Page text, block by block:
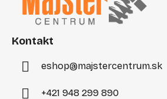
Kontakt
eshop@majstercentrum.sk
+421 948 299 890